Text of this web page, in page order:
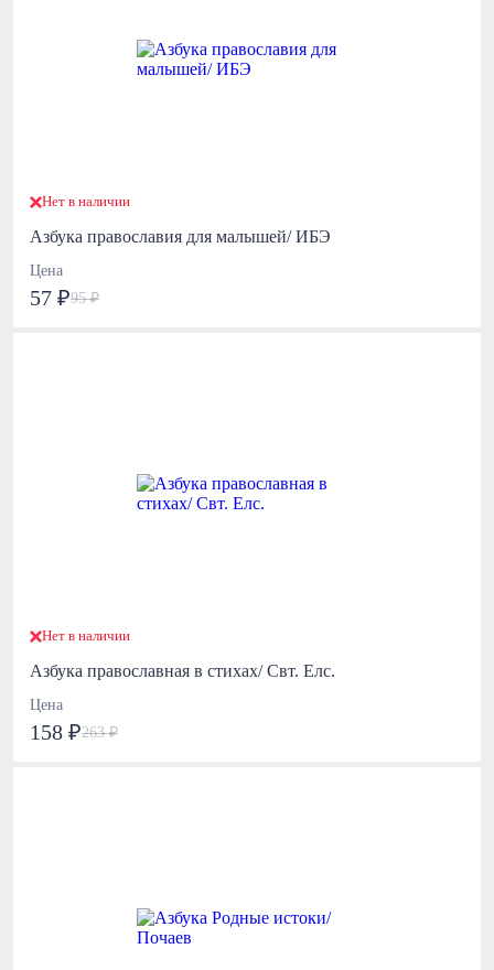
Нет в наличии
Азбука православия для малышей/ ИБЭ
Цена
57 ₽95 ₽
Нет в наличии
Азбука православная в стихах/ Свт. Елс.
Цена
158 ₽263 ₽